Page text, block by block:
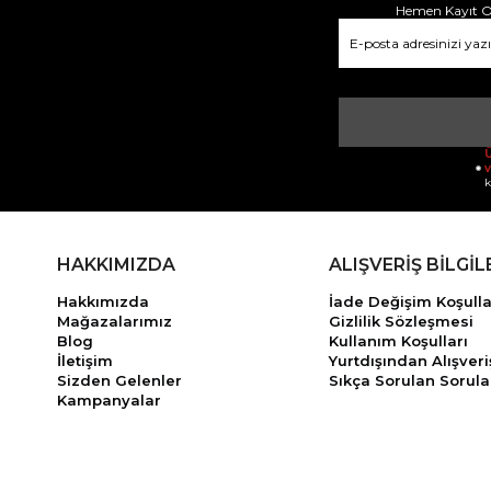
Hemen Kayıt
HAKKIMIZDA
Hakkımızda
Mağazalarımız
Blog
İletişim
Sizden Gelenler
Kampanyalar
ALIŞVERİŞ
İade Değişim
Gizlilik Sözleşmesi
Kullanım Koşulları
Yurtdışından
Sıkça Sorulan